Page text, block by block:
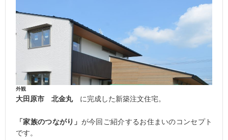
外観
大田原市 北金丸に完成した新築注文住宅。
「家族のつながり」 が今回ご紹介するお住まいのコンセプト
です。